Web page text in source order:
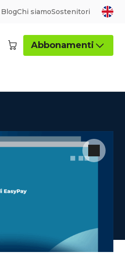
BlogChi siamoSostenitori
Abbonamenti